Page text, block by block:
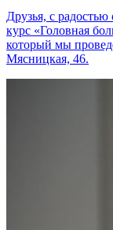
Друзья, с
курс «Головная
который мы
Мясницкая, 46.